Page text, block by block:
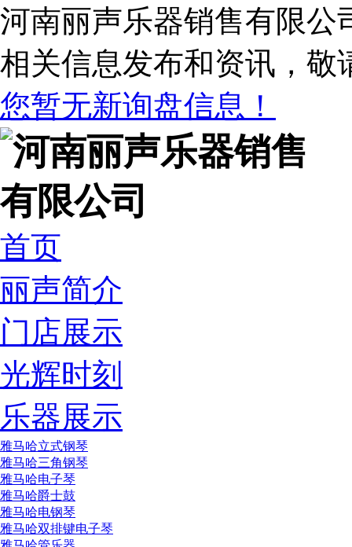
河南丽声乐器销售有限公
相关信息发布和资讯，敬
您暂无新询盘信息！
首页
丽声简介
门店展示
光辉时刻
乐器展示
雅马哈立式钢琴
雅马哈三角钢琴
雅马哈电子琴
雅马哈爵士鼓
雅马哈电钢琴
雅马哈双排键电子琴